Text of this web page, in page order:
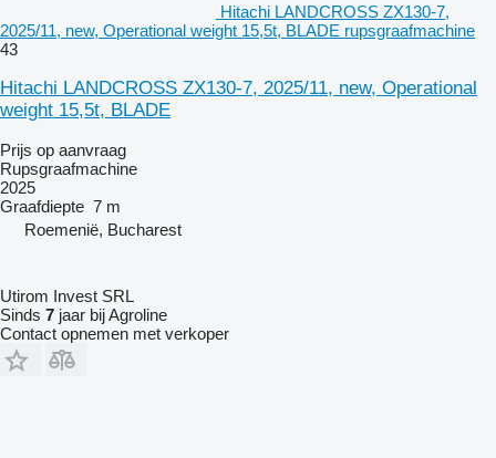
Hitachi LANDCROSS ZX130-7,
2025/11, new, Operational weight 15,5t, BLADE rupsgraafmachine
43
Hitachi LANDCROSS ZX130-7, 2025/11, new, Operational
weight 15,5t, BLADE
Prijs op aanvraag
Rupsgraafmachine
2025
Graafdiepte 7 m
Roemenië, Bucharest
Utirom Invest SRL
Sinds 7 jaar bij Agroline
Contact opnemen met verkoper